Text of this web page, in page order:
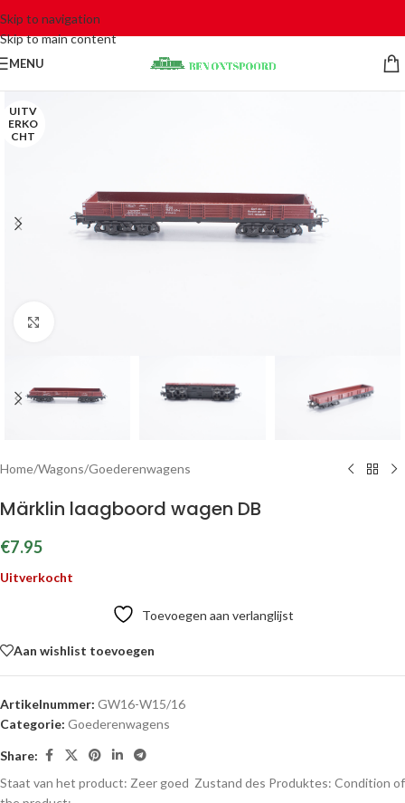
Skip to navigation
Skip to main content
MENU
UITV
ERKO
CHT
Home/Wagons/Goederenwagens
Märklin laagboord wagen DB
€7.95
Uitverkocht
Toevoegen aan verlanglijst
Aan wishlist toevoegen
Artikelnummer: GW16-W15/16
Categorie: Goederenwagens
Share:
Staat van het product: Zeer goed Zustand des Produktes: Condition of